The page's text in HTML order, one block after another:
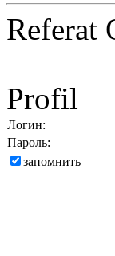
Referat
Profil
Логин:
Пароль:
запомнить